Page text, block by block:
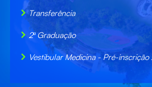
Transferência
2ª Graduação
Vestibular Medicina - Pré-inscrição